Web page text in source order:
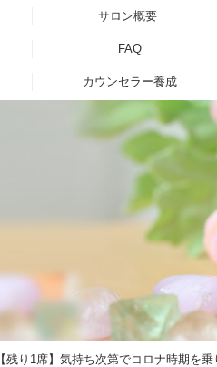
サロン概要
FAQ
カウンセラー養成
【残り1席】気持ち次第でコロナ時期を